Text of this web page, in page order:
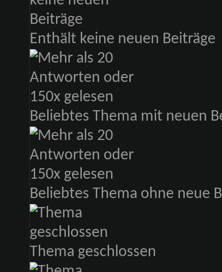
Enthält keine neuen Beiträge
Beliebtes Thema mit neuen
Beliebtes Thema ohne neue
Thema geschlossen